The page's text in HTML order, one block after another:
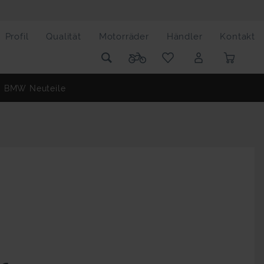
Profil Qualität Motorräder Händler Kontakt
BMW Neuteile